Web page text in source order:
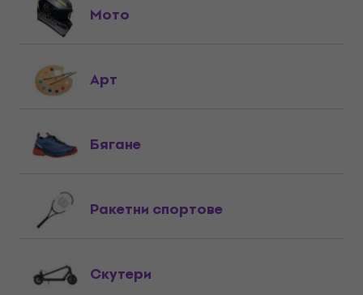
Мото
Арт
Бягане
Ракетни спортове
Cкутери